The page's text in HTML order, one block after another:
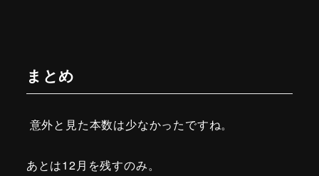
まとめ
意外と見た本数は少なかったですね。
あとは12月を残すのみ。